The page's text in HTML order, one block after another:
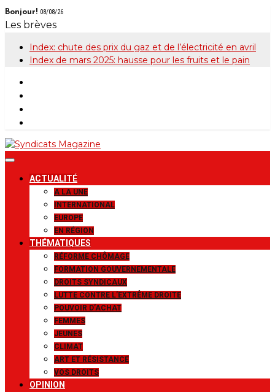
Skip
to
Bonjour! 08/08/26
Les brèves
Index: chute des prix du gaz et de l’électricité en avril
Index de mars 2025: hausse pour les fruits et le pain
Syndicats
Magazine
Le magazine de la FGTB
ACTUALITÉ
A LA UNE
INTERNATIONAL
EUROPE
EN RÉGION
THÉMATIQUES
RÉFORME CHÔMAGE
FORMATION GOUVERNEMENTALE
DROITS SYNDICAUX
LUTTE CONTRE L’EXTRÊME DROITE
POUVOIR D’ACHAT
FEMMES
JEUNES
CLIMAT
ART ET RÉSISTANCE
VOS DROITS
OPINION